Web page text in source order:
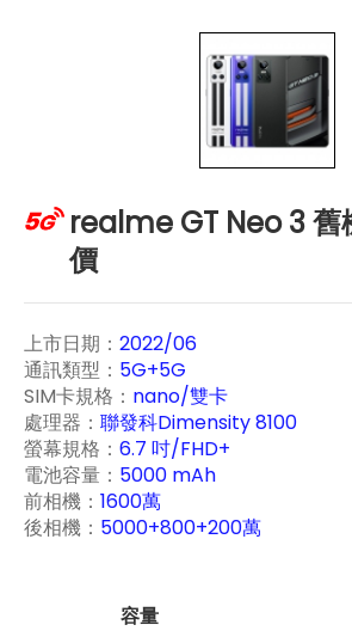
realme GT Neo 3 舊
價
上市日期： 2022/06
通訊類型： 5G+5G
SIM卡規格： nano/雙卡
處理器： 聯發科Dimensity 8100
螢幕規格： 6.7 吋/FHD+
電池容量： 5000 mAh
前相機： 1600萬
後相機： 5000+800+200萬
容量